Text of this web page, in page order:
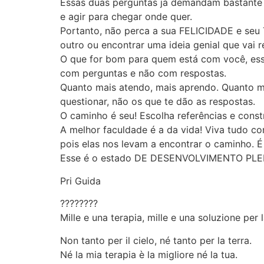
Essas duas perguntas já demandam
e agir para chegar onde quer.
Portanto, não perca a sua FELICIDADE e
outro ou encontrar uma ideia genial que vai
O que for bom para quem está com você,
com perguntas e não com respostas.
Quanto mais atendo, mais aprendo. Quanto
questionar, não os que te dão as respostas.
O caminho é seu! Escolha referências e
A melhor faculdade é a da vida! Viva tudo
pois elas nos levam a encontrar o caminho.
Esse é o estado DE DESENVOLVIMENTO
Pri Guida
????????
Mille e una terapia, mille e una soluzione
Non tanto per il cielo, né tanto per la terra.
Né la mia terapia è la migliore né la tua.